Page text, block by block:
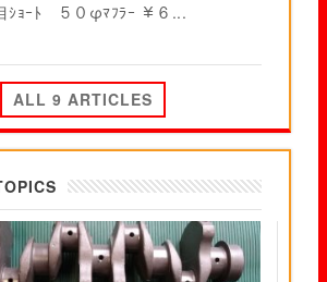
ｼｮｰﾄ ５０φﾏﾌﾗｰ ￥６...
ALL 9 ARTICLES